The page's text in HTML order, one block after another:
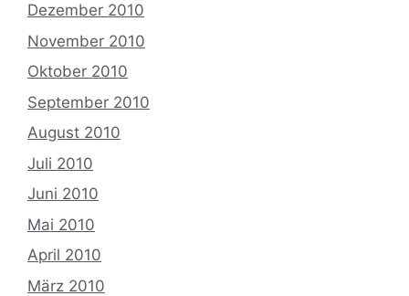
Dezember 2010
November 2010
Oktober 2010
September 2010
August 2010
Juli 2010
Juni 2010
Mai 2010
April 2010
März 2010